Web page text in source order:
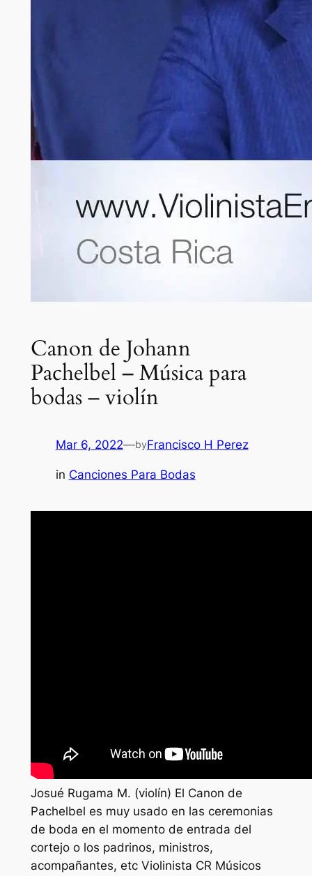
Canon de Johann
Pachelbel – Música para
bodas – violín
Mar 6, 2022—byFrancisco H Perez
in Canciones Para Bodas
Josué Rugama M. (violín) El Canon de
Pachelbel es muy usado en las ceremonias
de boda en el momento de entrada del
cortejo o los padrinos, ministros,
acompañantes, etc Violinista CR Músicos